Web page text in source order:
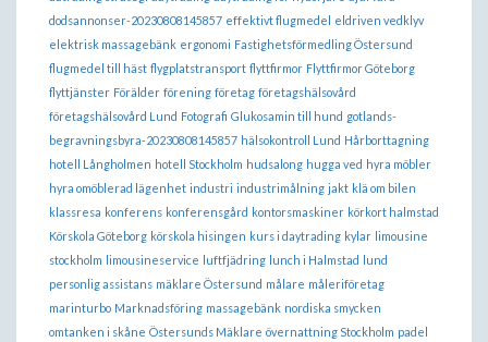
dodsannonser-20230808145857 effektivt flugmedel eldriven vedklyv
elektrisk massagebänk ergonomi Fastighetsförmedling Östersund
flugmedel till häst flygplatstransport flyttfirmor Flyttfirmor Göteborg
flyttjänster Förälder förening företag företagshälsovård
företagshälsovård Lund Fotografi Glukosamin till hund gotlands-
begravningsbyra-20230808145857 hälsokontroll Lund Hårborttagning
hotell Långholmen hotell Stockholm hudsalong hugga ved hyra möbler
hyra omöblerad lägenhet industri industrimålning jakt klä om bilen
klassresa konferens konferensgård kontorsmaskiner körkort halmstad
Körskola Göteborg körskola hisingen kurs i daytrading kylar limousine
stockholm limousineservice luftfjädring lunch i Halmstad lund
personlig assistans mäklare Östersund målare måleriföretag
marinturbo Marknadsföring massagebänk nordiska smycken
omtanken i skåne Östersunds Mäklare övernattning Stockholm padel